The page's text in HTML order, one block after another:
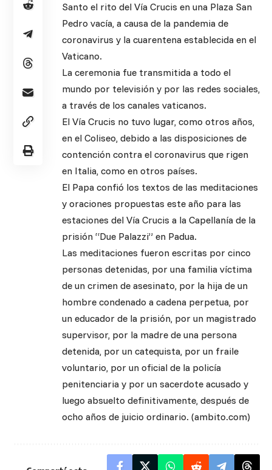
Santo el rito del Vía Crucis en una Plaza San
Pedro vacía, a causa de la pandemia de
coronavirus y la cuarentena establecida en el
Vaticano.
La ceremonia fue transmitida a todo el
mundo por televisión y por las redes sociales,
a través de los canales vaticanos.
El Vía Crucis no tuvo lugar, como otros años,
en el Coliseo, debido a las disposiciones de
contención contra el coronavirus que rigen
en Italia, como en otros países.
El Papa confió los textos de las meditaciones
y oraciones propuestas este año para las
estaciones del Vía Crucis a la Capellanía de la
prisión “Due Palazzi” en Padua.
Las meditaciones fueron escritas por cinco
personas detenidas, por una familia víctima
de un crimen de asesinato, por la hija de un
hombre condenado a cadena perpetua, por
un educador de la prisión, por un magistrado
supervisor, por la madre de una persona
detenida, por un catequista, por un fraile
voluntario, por un oficial de la policía
penitenciaria y por un sacerdote acusado y
luego absuelto definitivamente, después de
ocho años de juicio ordinario. (ambito.com)